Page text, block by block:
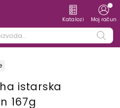
Katalozi Moj račun
istarska
167g